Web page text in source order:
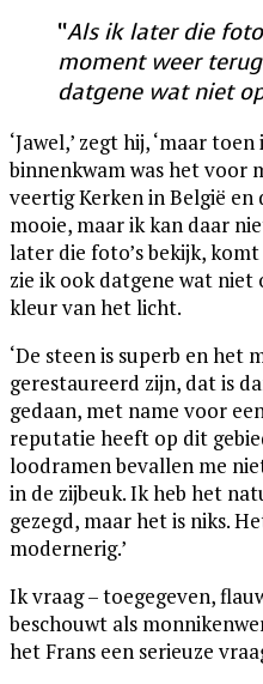
“Als ik later die
moment weer
datgene wat niet
‘Jawel,’ zegt hij, ‘maar
binnenkwam was het voor
veertig Kerken in België
mooie, maar ik kan daar
later die foto’s bekijk,
zie ik ook datgene wat niet
kleur van het licht.
‘De steen is superb en het
gerestaureerd zijn, dat is
gedaan, met name voor
reputatie heeft op dit
loodramen bevallen me
in de zijbeuk. Ik heb het
gezegd, maar het is niks.
modernerig.’
Ik vraag – toegegeven,
beschouwt als
het Frans een serieuze